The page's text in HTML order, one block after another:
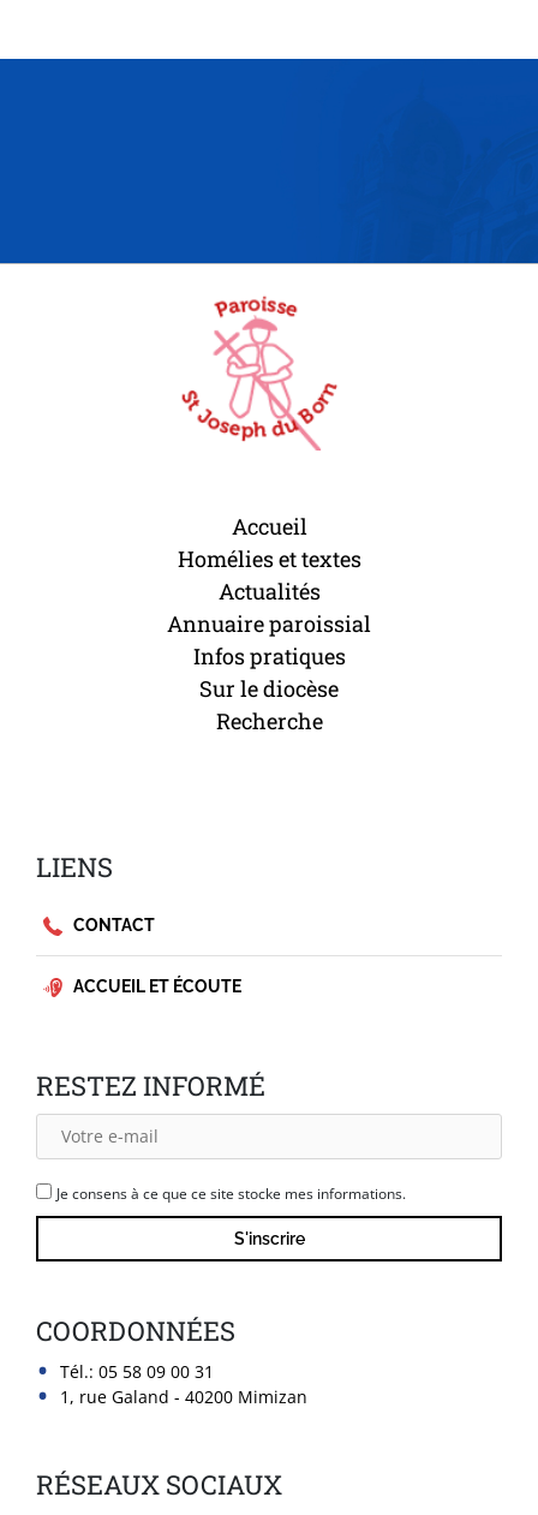
Accueil
Homélies et textes
Actualités
Annuaire paroissial
Infos pratiques
Sur le diocèse
Recherche
LIENS
CONTACT
ACCUEIL ET ÉCOUTE
RESTEZ INFORMÉ
Je consens à ce que ce site stocke mes informations.
COORDONNÉES
Tél.: 05 58 09 00 31
1, rue Galand - 40200 Mimizan
RÉSEAUX SOCIAUX